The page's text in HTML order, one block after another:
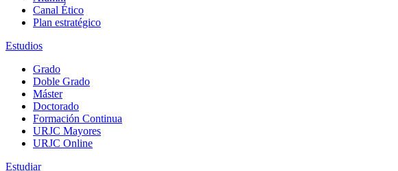
Canal Ético
Plan estratégico
Estudios
Grado
Doble Grado
Máster
Doctorado
Formación Continua
URJC Mayores
URJC Online
Estudiar